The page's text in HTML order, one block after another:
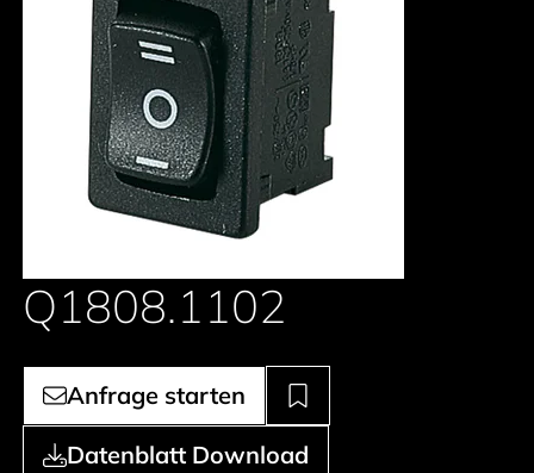
Q1808.1102
Anfrage starten
Datenblatt Download